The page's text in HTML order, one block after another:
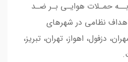
ﺣﻤـﻼت ﻫﻮاﯾـﯽ ﺑـﺮ ﺿـﺪ
ﻧﻈﺎﻣﯽ در ﺷﻬﺮﻫﺎی
دزﻓﻮل، اﻫﻮاز، ﺗﻬﺮان، ﺗﺒﺮﯾﺰ،